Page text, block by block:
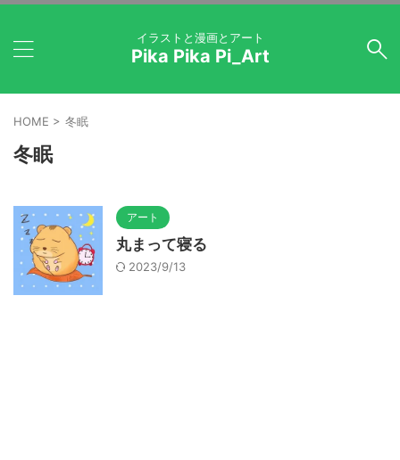
イラストと漫画とアート
Pika Pika Pi_Art
HOME > 冬眠
冬眠
アート
丸まって寝る
2023/9/13